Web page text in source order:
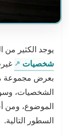
يوجد الكثير من
شخصيات
بعرض مجموعة
الشخصيات،
الموضوع، ومن
السطور التالية.